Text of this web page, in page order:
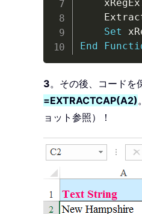
    xRegEx
Set
End
3。その後、コードを
=EXTRACTCAP(A2)
ョット参照）！